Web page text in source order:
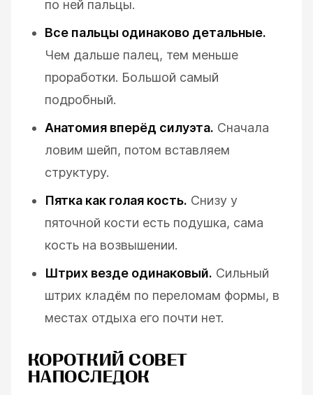
по ней пальцы.
Все пальцы одинаково детальные.
Чем дальше палец, тем меньше
проработки. Большой самый
подробный.
Анатомия вперёд силуэта. Сначала
ловим шейп, потом вставляем
структуру.
Пятка как голая кость. Снизу у
пяточной кости есть подушка, сама
кость на возвышении.
Штрих везде одинаковый. Сильный
штрих кладём по переломам формы, в
местах отдыха его почти нет.
КОРОТКИЙ СОВЕТ
НАПОСЛЕДОК